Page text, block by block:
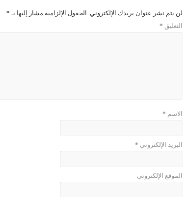
لن يتم نشر عنوان بريدك الإلكتروني. الحقول الإلزامية مشار إليها بـ *
التعليق *
الاسم *
البريد الإلكتروني *
الموقع الإلكتروني